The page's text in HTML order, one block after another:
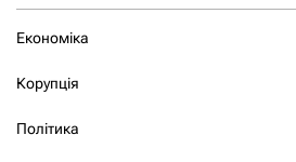
Економіка
Корупція
Політика